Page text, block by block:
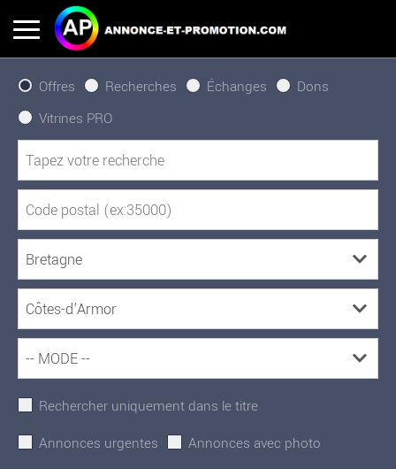
Offres Recherches Échanges
Dons
Vitrines PRO
Rechercher uniquement dans le titre
Annonces urgentes
Annonces avec photo